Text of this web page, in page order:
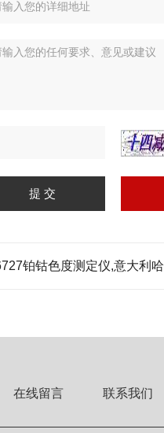
色度测定仪,意大利哈纳,铂钴色度测定仪
在线留言 联系我们